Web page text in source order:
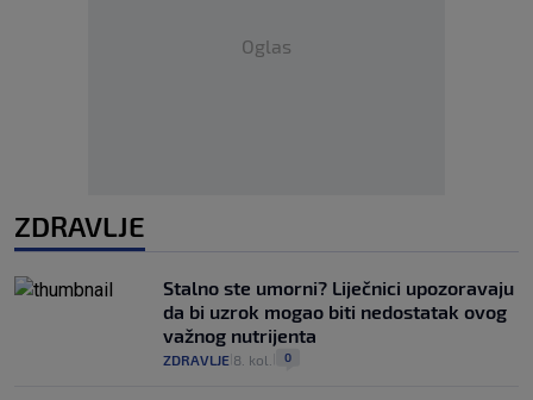
Oglas
ZDRAVLJE
Stalno ste umorni? Liječnici upozoravaju
da bi uzrok mogao biti nedostatak ovog
važnog nutrijenta
ZDRAVLJE 8. kol. 0